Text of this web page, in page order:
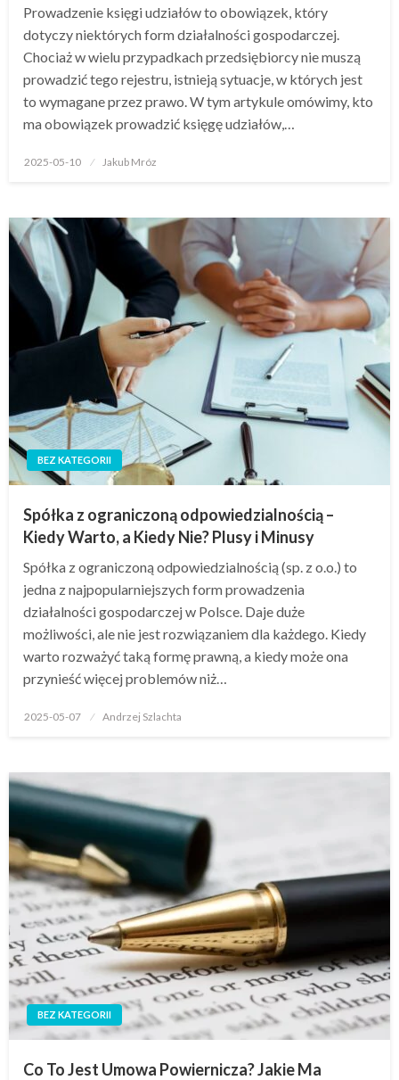
Prowadzenie księgi udziałów to obowiązek, który
dotyczy niektórych form działalności gospodarczej.
Chociaż w wielu przypadkach przedsiębiorcy nie muszą
prowadzić tego rejestru, istnieją sytuacje, w których jest
to wymagane przez prawo. W tym artykule omówimy, kto
ma obowiązek prowadzić księgę udziałów,…
Opublikowane
2025-05-10 Jakub Mróz
BEZ KATEGORII
Spółka z ograniczoną odpowiedzialnością –
Kiedy Warto, a Kiedy Nie? Plusy i Minusy
Spółka z ograniczoną odpowiedzialnością (sp. z o.o.) to
jedna z najpopularniejszych form prowadzenia
działalności gospodarczej w Polsce. Daje duże
możliwości, ale nie jest rozwiązaniem dla każdego. Kiedy
warto rozważyć taką formę prawną, a kiedy może ona
przynieść więcej problemów niż…
Opublikowane
2025-05-07 Andrzej Szlachta
BEZ KATEGORII
Co To Jest Umowa Powiernicza? Jakie Ma